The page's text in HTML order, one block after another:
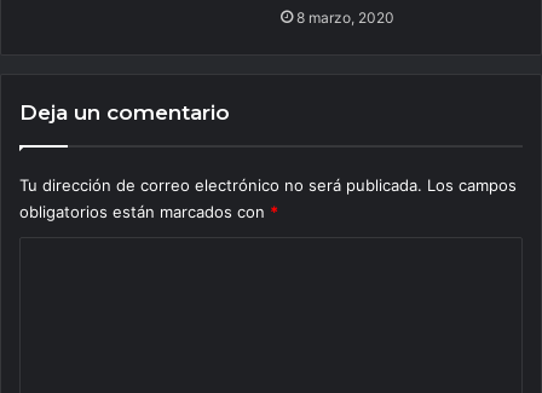
8 marzo, 2020
Deja un comentario
Tu dirección de correo electrónico no será publicada. Los campos
obligatorios están marcados con *